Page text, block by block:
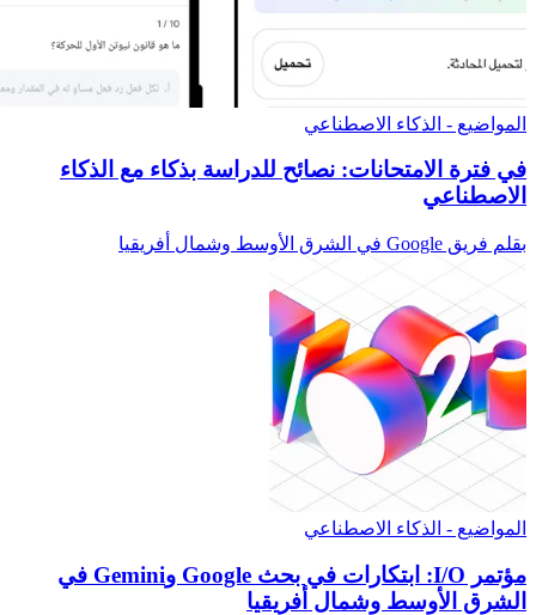
المواضيع - الذكاء الاصطناعي
في فترة الامتحانات: نصائح للدراسة بذكاء مع الذكاء
الاصطناعي
بقلم فريق Google في الشرق الأوسط وشمال أفريقيا
المواضيع - الذكاء الاصطناعي
مؤتمر I/O: ابتكارات في بحث Google وGemini في
الشرق الأوسط وشمال أفريقيا